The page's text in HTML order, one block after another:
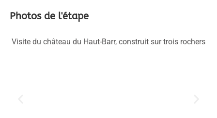
Photos de l'étape
Visite du château du Haut-Barr, construit sur trois rochers